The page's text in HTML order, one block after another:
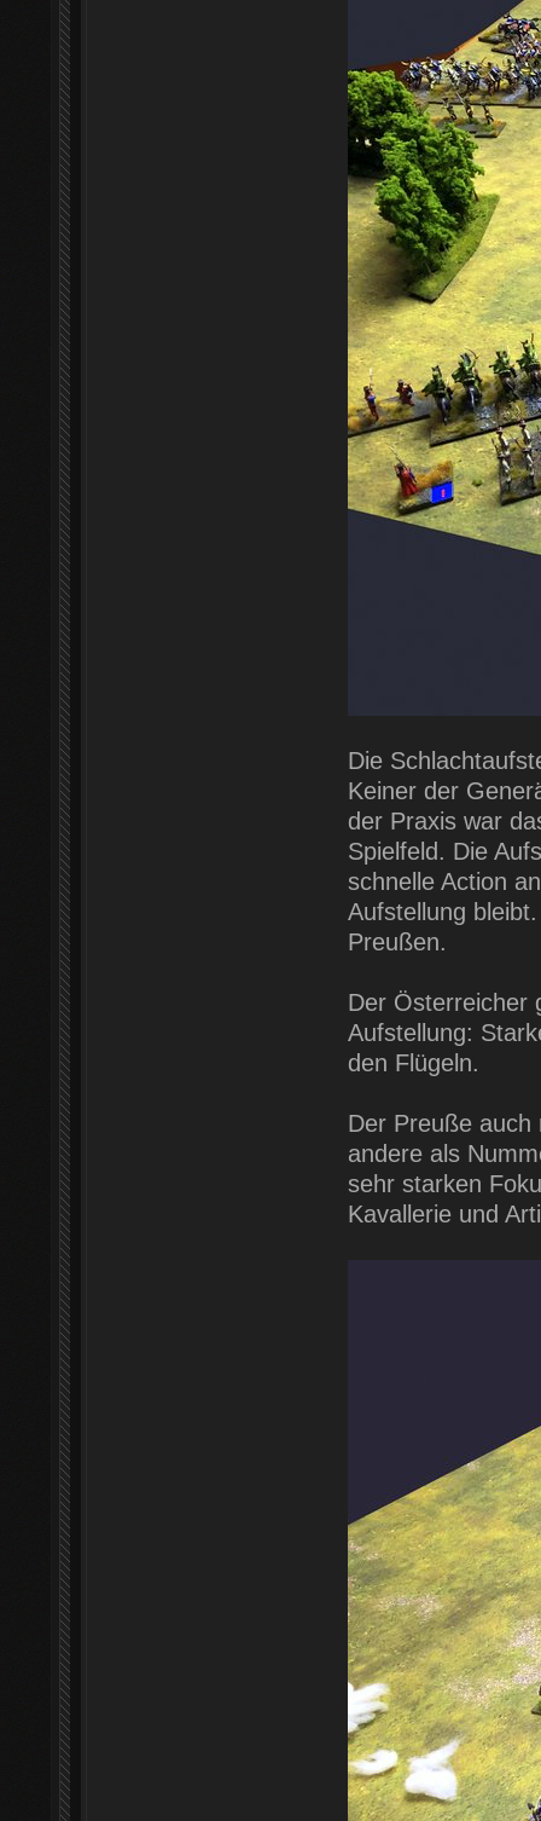
Die
Keiner der
der Praxis war
Spielfeld. Die
schnelle Action
Aufstellung
Preußen.
Der Österreicher
Aufstellung:
den Flügeln.
Der Preuße auch
andere als
sehr starken
Kavallerie und